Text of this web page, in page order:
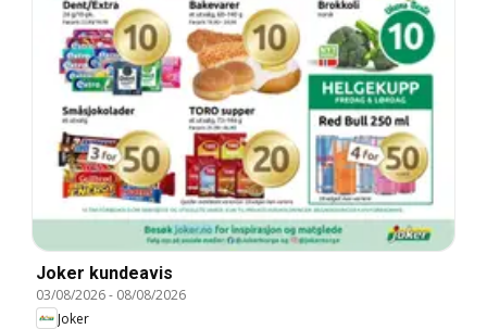
Joker kundeavis
03/08/2026- 08/08/2026
Joker